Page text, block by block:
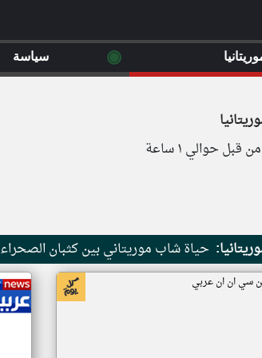
حوالي ١ ساعة
حياة شاب موريتاني بين كثبان الصحراء
سي ان ان عربي
◉ سياسة